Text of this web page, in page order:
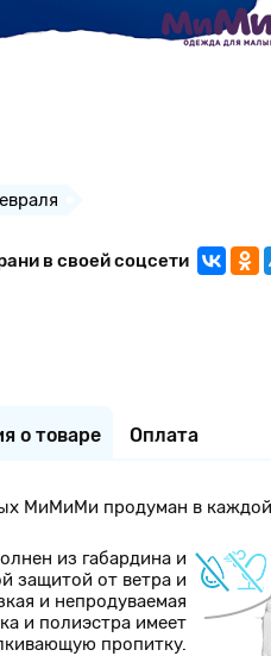
в своей соцсети
о товаре Оплата
МиМиМи продуман в
из габардина и
защитой от ветра и
и непродуваемая
и полиэстра имеет
пропитку.